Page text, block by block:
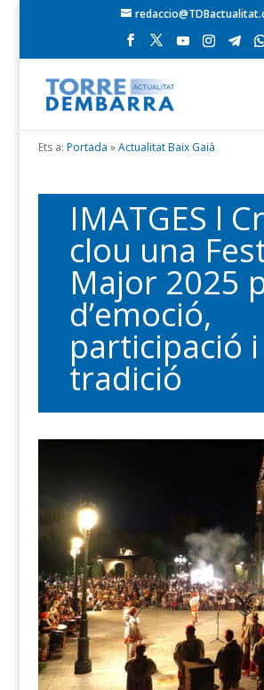
Ets a: Portada »Actualitat Baix Gaià
IMATGES l
clou una
Major 2025
d’emoció,
participació i
tradició